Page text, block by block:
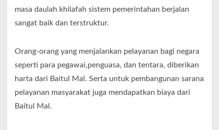
masa daulah khilafah sistem pemerintahan berjalan
sangat baik dan terstruktur.
Orang-orang yang menjalankan pelayanan bagi negara
seperti para pegawai,penguasa, dan tentara, diberikan
harta dari Baitul Mal. Serta untuk pembangunan sarana
pelayanan masyarakat juga mendapatkan biaya dari
Baitul Mal.